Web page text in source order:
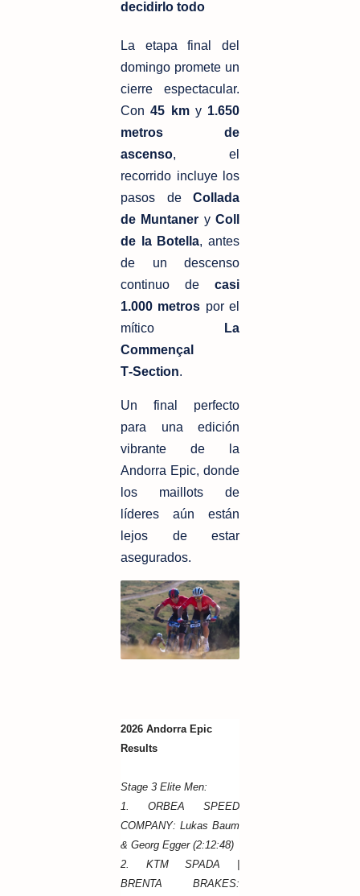
decidirlo todo
La etapa final del
domingo promete un
cierre espectacular.
Con 45 km y 1.650
metros de
ascenso, el
recorrido incluye los
pasos de Collada
de Muntaner y Coll
de la Botella, antes
de un descenso
continuo de casi
1.000 metros por el
mítico
La
Commençal
T‑Section.
Un final perfecto
para una edición
vibrante de la
Andorra Epic, donde
los maillots de
líderes aún están
lejos de estar
asegurados.
2026 Andorra Epic
Results
Stage 3 Elite Men:
1. ORBEA SPEED
COMPANY: Lukas Baum
& Georg Egger (2:12:48)
2. KTM SPADA |
BRENTA BRAKES: